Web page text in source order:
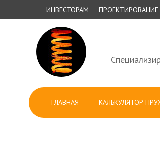
ИНВЕСТОРАМ ПРОЕКТИРОВАНИЕ
ГЛАВНАЯ КАЛЬКУЛЯТОР